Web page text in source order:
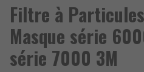
Filtre à
Masque série
série 7000 3M